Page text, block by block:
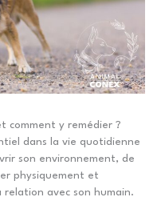
comment y remédier ?
dans la vie quotidienne
son environnement, de
physiquement et
avec son humain.